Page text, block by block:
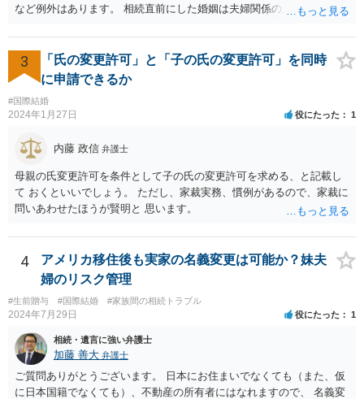
など例外はあります。 相続直前にした婚姻は夫婦関係の形成を目的と
わかりません、分かりやすく解説していただけませんでしょうか？ →
婚姻が成立するには二つの要素が必要と言われております。一つは届
出ですが、もう一つは双方の婚姻意思です。 婚姻意思は、夫婦として
相互に助け合いながら生活していく意思というとイメージしやすいか
と思います。 ここで、相続目的での婚姻をみてみます。これは夫婦と
して生活していくというよりは、一方が死亡した際に生じる相続のた
めに配偶者という立場を得ることが主な目的となります。 したがっ
て、形式的に届出がなされたとしても、双方は夫婦生活を営む意思が
ないので、婚姻意思はありません。 よって、婚姻は婚姻意思の欠如に
より、無効となります。
3
「氏の変更許可」と「子の氏の変更許可」を同時
に申請できるか
#国際結婚
2024年1月27日 役にたった 1
内藤 政信 弁護士
母親の氏変更許可を条件として子の氏の変更許可を求める、と記載し
て おくといいでしょう。 ただし、家裁実務、慣例があるので、家裁に
問いあわせたほうが賢明と 思います。
4
アメリカ移住後も実家の名義変更は可能か？妹夫
婦のリスク管理
#生前贈与 #国際結婚 #家族間の相続トラブル
2024年7月29日 役にたった 1
相続・遺言に強い弁護士
加藤 善大 弁護士
ご質問ありがとうございます。 日本にお住まいでなくても（また、仮
に日本国籍でなくても）、不動産の所有者にはなれますので、 名義変